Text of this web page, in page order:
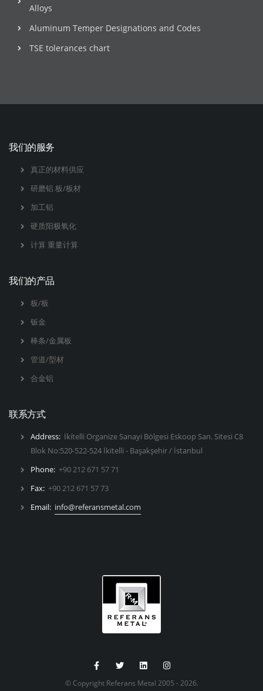
Alloys
Aluminum Temper Designations and Codes
TSE tolerances chart
我们的服务
真正的材料供应
研磨铝 板/板材
加工铝
硬质阳极氧化
计算 重量计算
我们的产品
板/板
钣金
棒条/金属板
管道/型材
合金铝
联系方式
Address: İkitelli Organize Sanayi Bölgesi Eskoop San. Sitesi C8
Blok No:520-522-524 İkitelli - Başakşehir / İstanbul
Phone: +90 212 671 57 71
Fax: +90 212 671 57 73
Email: info@referansmetal.com
© Copyright Referans Metal 2005 - 2026.